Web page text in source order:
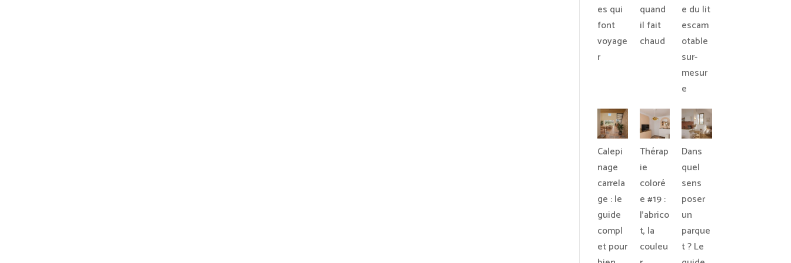
es qui
font
voyage
r
quand
il fait
chaud
e du lit
escam
otable
sur-
mesur
e
Calepi
nage
carrela
ge : le
guide
compl
et pour
Thérap
ie
coloré
e #19 :
l’abrico
t, la
couleu
Dans
quel
sens
poser
un
parque
t ? Le